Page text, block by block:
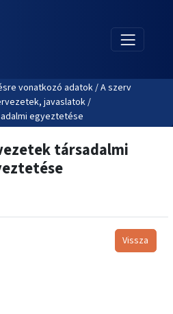
vonatkozó adatok / A szerv
javaslatok /
egyeztetése
társadalmi
Vissza